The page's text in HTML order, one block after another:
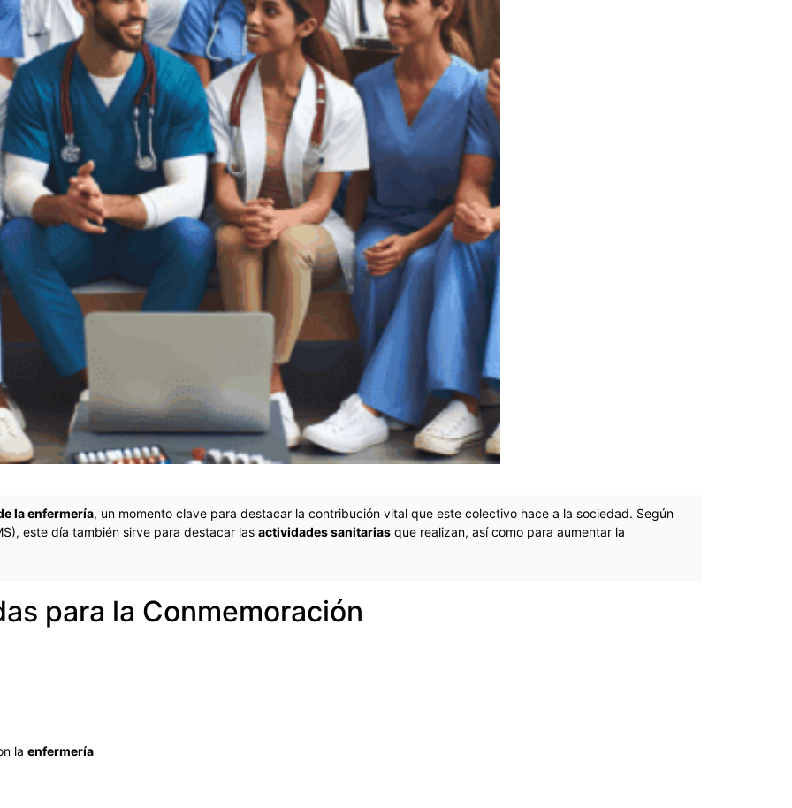
laenfermería, un momento clave para destacar la contribución vital que este colectivo hace a la sociedad. Según
este día también sirve para destacar las actividades sanitarias que realizan, así como para aumentar la
para la Conmemoración
la enfermería